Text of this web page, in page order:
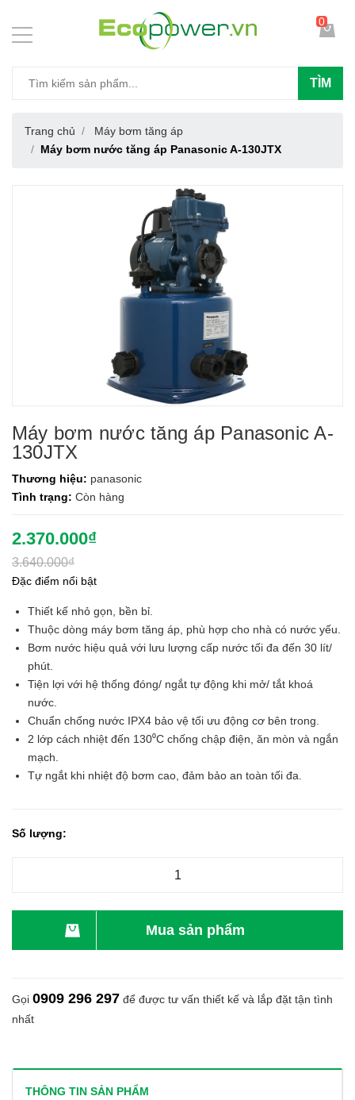
TÌM
0
Trang chủ
Máy bơm tăng áp
Máy bơm nước tăng áp Panasonic A-130JTX
Máy bơm nước tăng áp Panasonic A-
130JTX
Thương hiệu: panasonic
Tình trạng: Còn hàng
2.370.000₫
3.640.000₫
Đặc điểm nổi bật
Thiết kế nhỏ gọn, bền bỉ.
Thuộc dòng máy bơm tăng áp, phù hợp cho nhà có nước yếu.
Bơm nước hiệu quả với lưu lượng cấp nước tối đa đến 30 lít/
phút.
Tiện lợi với hệ thống đóng/ ngắt tự động khi mở/ tắt khoá
nước.
Chuẩn chống nước IPX4 bảo vệ tối ưu động cơ bên trong.
2 lớp cách nhiệt đến 130⁰C chống chập điện, ăn mòn và ngắn
mạch.
Tự ngắt khi nhiệt độ bơm cao, đảm bảo an toàn tối đa.
Số lượng:
Mua sản phẩm
Gọi 0909 296 297 để được tư vấn thiết kế và lắp đặt tận tình
nhất
THÔNG TIN SẢN PHẨM